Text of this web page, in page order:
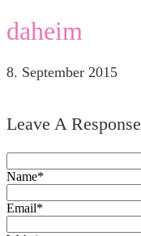
daheim
8. September 2015
Leave A Response
Name*
Email*